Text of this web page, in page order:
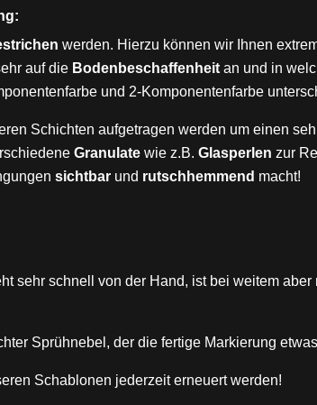
werden. Hierzu können wir Ihnen
auf die Bodenbeschaffenheit an und in
und 2-Komponentenfarbe
Schichten aufgetragen werden um einen
Granulate wie z.B. Glasperlen zur
sichtbar und rutschhemmend macht!
sehr schnell von der Hand, ist bei weitem
Sprühnebel, der die fertige Markierung
Schablonen jederzeit erneuert werden!